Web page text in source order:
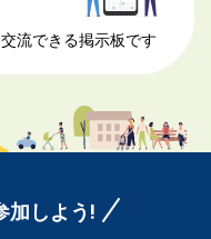
流できる掲示板です
加しよう!